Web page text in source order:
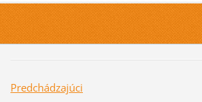
Predchádzajúci